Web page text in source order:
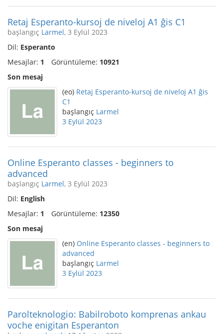
Retaj Esperanto-kursoj de niveloj A1 ĝis C1
başlangıç Larmel, 3 Eylül 2023
Dil: Esperanto
Mesajlar: 1 Görüntüleme: 10921
Son mesaj
(eo) Retaj Esperanto-kursoj de niveloj A1 ĝis
C1
başlangıç Larmel
3 Eylül 2023
Online Esperanto classes - beginners to
advanced
başlangıç Larmel, 3 Eylül 2023
Dil: English
Mesajlar: 1 Görüntüleme: 12350
Son mesaj
(en) Online Esperanto classes - beginners to
advanced
başlangıç Larmel
3 Eylül 2023
Parolteknologio: Babilroboto komprenas ankau
voche enigitan Esperanton